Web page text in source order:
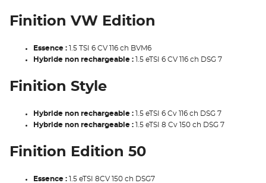
Finition VW Edition
Essence : 1.5 TSI 6 CV 116 ch BVM6
Hybride non rechargeable : 1.5 eTSI 6 CV 116 ch DSG 7
Finition Style
Hybride non rechargeable : 1.5 eTSI 6 Cv 116 ch DSG 7
Hybride non rechargeable : 1.5 eTSI 8 Cv 150 ch DSG 7
Finition Edition 50
Essence : 1.5 eTSI 8CV 150 ch DSG7